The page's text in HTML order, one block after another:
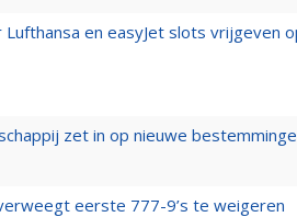
en easyJet slots vrijgeven
zet in op nieuwe
eerste 777-9’s te weigeren